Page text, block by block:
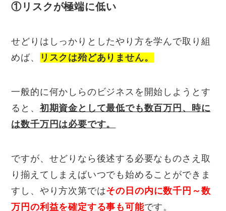
①リスクが極端に低い
せどりはしっかりとしたやり方を学んで取り組
めば、
リスクは殆どありません。
一般的に何かしらのビジネスを開始しようとす
ると、 初期資金として最低でも数百万円、時に
は数千万円は必要です。
ですが、せどりなら後述する必要なものさえ取
り揃えてしまえばいつでも始めることができま
すし、やり方次第ではその日の内に数千円～数
万円の利益を確定する事も可能です。